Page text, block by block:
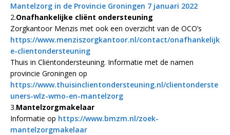
Mantelzorg in de Provincie Groningen 7 januari 2022
2.Onafhankelijke cliënt ondersteuning
Zorgkantoor Menzis met ook een overzicht van de OCO’s
https://www.menziszorgkantoor.nl/contact/onafhankelijk
e-clientondersteuning
Thuis in Cliëntondersteuning. Informatie met de namen
provincie Groningen op
https://www.thuisinclientondersteuning.nl/clientonderste
uners-wlz-wmo-en-mantelzorg
3.Mantelzorgmakelaar
Informatie op https://www.bmzm.nl/zoek-
mantelzorgmakelaar